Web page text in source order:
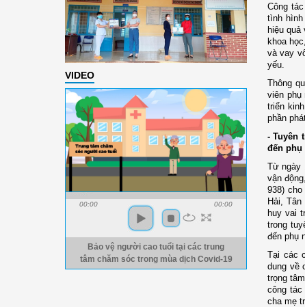
VIDEO
00:00 00:00
Bảo vệ người cao tuổi tại các trung
tâm chăm sóc trong mùa dịch Covid-19
Công
tình
hiệu
khoa
và vay
yếu.
Thông
viên phụ
triển
phần
- Tuyên
đến phụ
Từ ngày
vận
938)
Hải,
huy vai
trong
đến phụ
Tại các
dung về
trọng
công tác
cha mẹ